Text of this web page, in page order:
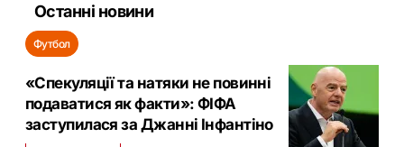
Останні новини
Футбол
«Спекуляції та натяки не повинні
подаватися як факти»: ФІФА
заступилася за Джанні Інфантіно